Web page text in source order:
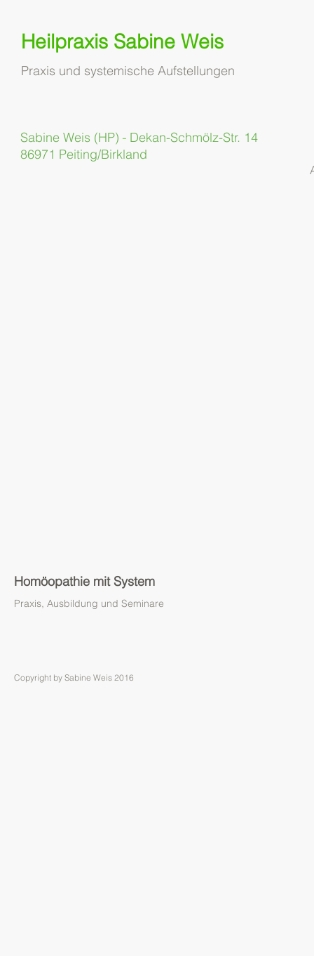
Heilpraxis Sabine Weis
Praxis und systemische Aufstellungen
Sabine Weis (HP) - Dekan-Schmölz-Str. 14
86971 Peiting/Birkland
Homöopathie mit System
Praxis, Ausbildung und Seminare
Copyright by Sabine Weis 2016